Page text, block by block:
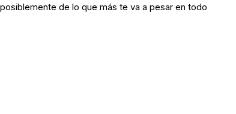
de lo que más te va a pesar en todo